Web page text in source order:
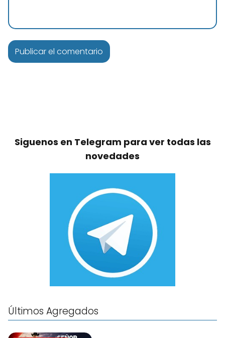
Siguenos en Telegram para ver todas las
novedades
Últimos Agregados